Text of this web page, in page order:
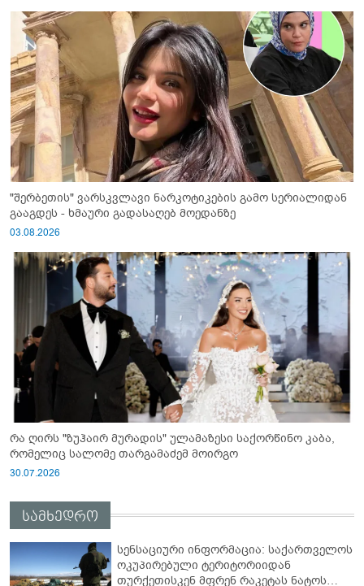
"შერბეთის" ვარსკვლავი ნარკოტიკების გამო სერიალიდან
გააგდეს - ხმაური გადასაღებ მოედანზე
03.08.2026
რა ღირს "ზუჰაირ მურადის" ულამაზესი საქორწინო კაბა,
რომელიც სალომე თარგამაძემ მოირგო
30.07.2026
სამხედრო
სენსაციური ინფორმაცია: საქართველოს
ოკუპირებული ტერიტორიიდან
თურქეთისკენ მფრენ რაკეტას ნატოს